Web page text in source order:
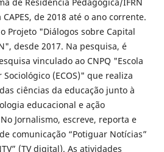
de 2018 até o ano corrente.
Projeto "Diálogos sobre Capital
desde 2017. Na pesquisa, é
vinculado ao CNPQ "Escola
(ECOS)" que realiza
ciências da educação junto à
educacional e ação
Jornalismo, escreve, reporta e
comunicação “Potiguar Notícias”
(TV digital). As atividades